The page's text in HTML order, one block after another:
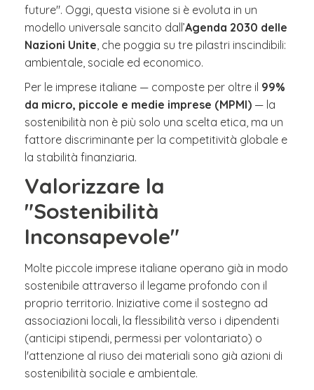
future". Oggi, questa visione si è evoluta in un
modello universale sancito dall’Agenda 2030 delle
Nazioni Unite, che poggia su tre pilastri inscindibili:
ambientale, sociale ed economico.
Per le imprese italiane — composte per oltre il 99%
da micro, piccole e medie imprese (MPMI) — la
sostenibilità non è più solo una scelta etica, ma un
fattore discriminante per la competitività globale e
la stabilità finanziaria.
Valorizzare la
"Sostenibilità
Inconsapevole"
Molte piccole imprese italiane operano già in modo
sostenibile attraverso il legame profondo con il
proprio territorio. Iniziative come il sostegno ad
associazioni locali, la flessibilità verso i dipendenti
(anticipi stipendi, permessi per volontariato) o
l'attenzione al riuso dei materiali sono già azioni di
sostenibilità sociale e ambientale.